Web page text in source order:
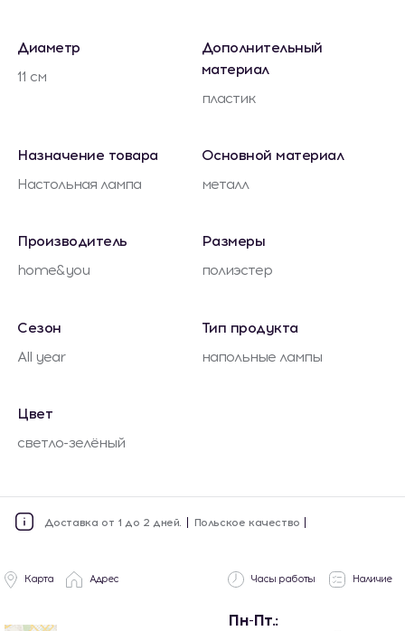
Диаметр
11 см
Дополнительный
материал
пластик
Назначение товара
Настольная лампа
Основной материал
металл
Производитель
home&you
Размеры
полиэстер
Сезон
All year
Тип продукта
напольные лампы
Цвет
светло-зелёный
Доставка от 1 до 2 дней. Польское качество
Карта Адрес Часы работы Наличие
Пн-Пт.: